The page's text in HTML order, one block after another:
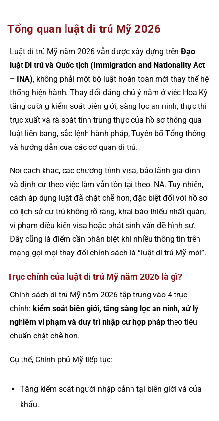
Tổng quan luật di trú Mỹ 2026
Luật di trú Mỹ năm 2026 vẫn được xây dựng trên Đạo
luật Di trú và Quốc tịch (Immigration and Nationality Act
– INA), không phải một bộ luật hoàn toàn mới thay thế hệ
thống hiện hành. Thay đổi đáng chú ý nằm ở việc Hoa Kỳ
tăng cường kiểm soát biên giới, sàng lọc an ninh, thực thi
trục xuất và rà soát tính trung thực của hồ sơ thông qua
luật liên bang, sắc lệnh hành pháp, Tuyên bố Tổng thống
và hướng dẫn của các cơ quan di trú.
Nói cách khác, các chương trình visa, bảo lãnh gia đình
và định cư theo việc làm vẫn tồn tại theo INA. Tuy nhiên,
cách áp dụng luật đã chặt chẽ hơn, đặc biệt đối với hồ sơ
có lịch sử cư trú không rõ ràng, khai báo thiếu nhất quán,
vi phạm điều kiện visa hoặc phát sinh vấn đề hình sự.
Đây cũng là điểm cần phân biệt khi nhiều thông tin trên
mạng gọi mọi thay đổi chính sách là “luật di trú Mỹ mới”.
Trục chính của luật di trú Mỹ năm 2026 là gì?
Chính sách di trú Mỹ năm 2026 tập trung vào 4 trục
chính: kiểm soát biên giới, tăng sàng lọc an ninh, xử lý
nghiêm vi phạm và duy trì nhập cư hợp pháp theo tiêu
chuẩn chặt chẽ hơn.
Cụ thể, Chính phủ Mỹ tiếp tục:
Tăng kiểm soát người nhập cảnh tại biên giới và cửa
khẩu.